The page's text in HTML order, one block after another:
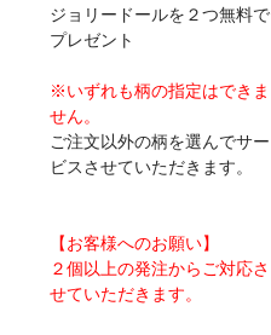
ジョリードールを２つ無料で
プレゼント
※いずれも柄の指定はできま
せん。
ご注文以外の柄を選んでサー
ビスさせていただきます。
【お客様へのお願い】
２個以上の発注からご対応さ
せていただきます。